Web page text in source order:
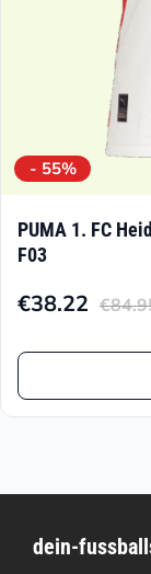
- 55%
PUMA 1. FC
F03
€
Preis
€84.95
€38.22
Aktueller
Preis
€38.22.
Dieses
Produkt
auf.
dein-